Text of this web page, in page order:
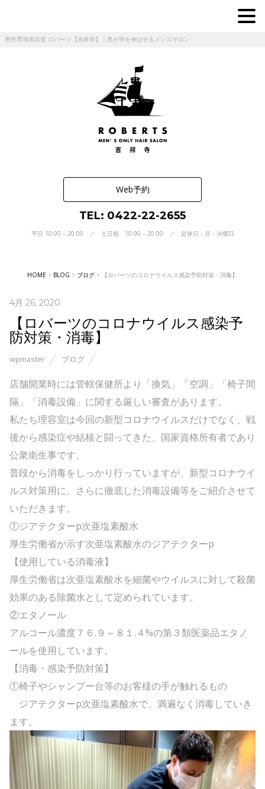
男性専用美容室 ロバーツ【吉祥寺】｜男が羽を伸ばせるメンズサロン
Web予約
TEL: 0422-22-2655
平日 10:00 – 20:00 ／ 土日祝 10:00 – 20:00 ／ 定休日：月・火曜日
HOME > BLOG > ブログ > 【ロバーツのコロナウイルス感染予防対策・消毒】
4月 26, 2020
【ロバーツのコロナウイルス感染予
防対策・消毒】
wpmaster ブログ
店舗開業時には管轄保健所より「換気」「空調」「椅子間
隔」「消毒設備」に関する厳しい審査があります。
私たち理容室は今回の新型コロナウイルスだけでなく、戦
後から感染症や結核と闘ってきた、国家資格所有者であり
公衆衛生事です。
普段から消毒をしっかり行っていますが、新型コロナウイ
ルス対策用に、さらに徹底した消毒設備等をご紹介させて
いただきます。
①ジアテクターp次亜塩素酸水
厚生労働省が示す次亜塩素酸水のジアテクターp
【使用している消毒液】
厚生労働省は次亜塩素酸水を細菌やウイルスに対して殺菌
効果のある除菌水として定められています。
②エタノール
アルコール濃度７６.９～８１.４%の第３類医薬品エタノ
ールを使用しています。
【消毒・感染予防対策】
①椅子やシャンプー台等のお客様の手が触れるもの
ジアテクターp次亜塩素酸水で、満遍なく消毒していき
ます。